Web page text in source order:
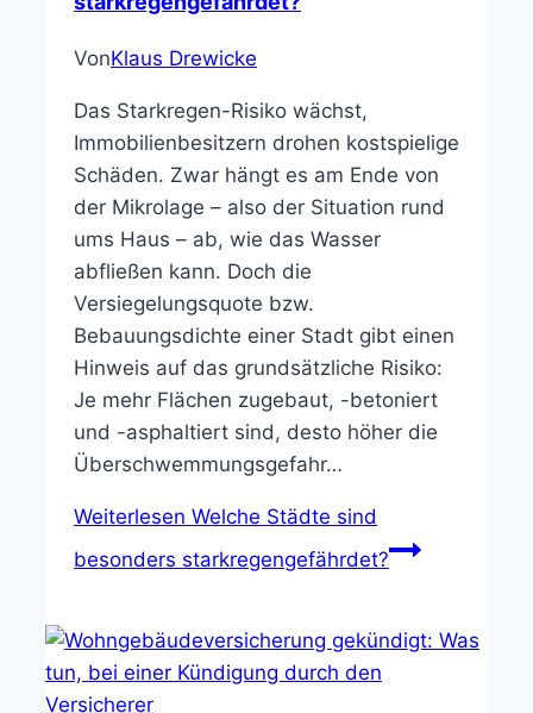
VonKlaus Drewicke
Das Starkregen-Risiko wächst,
Immobilienbesitzern drohen kostspielige
Schäden. Zwar hängt es am Ende von
der Mikrolage – also der Situation rund
ums Haus – ab, wie das Wasser
abfließen kann. Doch die
Versiegelungsquote bzw.
Bebauungsdichte einer Stadt gibt einen
Hinweis auf das grundsätzliche Risiko:
Je mehr Flächen zugebaut, -betoniert
und -asphaltiert sind, desto höher die
Überschwemmungsgefahr…
Weiterlesen Welche Städte sind
besonders starkregengefährdet?